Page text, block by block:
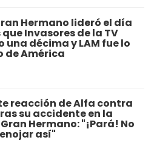
Hermano lideró el día
Invasores de la TV
una décima y LAM fue lo
de América
reacción de Alfa contra
su accidente en la
Hermano: "¡Pará! No
así"